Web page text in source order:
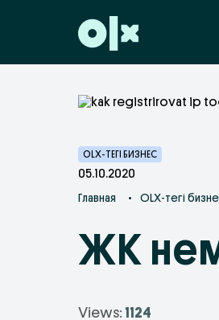
OLX-ТЕГІ БИЗНЕС
05.10.2020
Главная • OLX-тегі
ЖК
Views: 1124